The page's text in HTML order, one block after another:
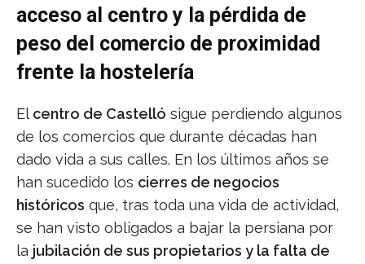
acceso al centro y la pérdida de
peso del comercio de proximidad
frente la hostelería
El centro de Castelló sigue perdiendo algunos
de los comercios que durante décadas han
dado vida a sus calles. En los últimos años se
han sucedido los cierres de negocios
históricos que, tras toda una vida de actividad,
se han visto obligados a bajar la persiana por
la jubilación de sus propietarios y la falta de